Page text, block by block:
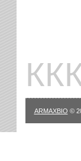
ARMAXBIO ©